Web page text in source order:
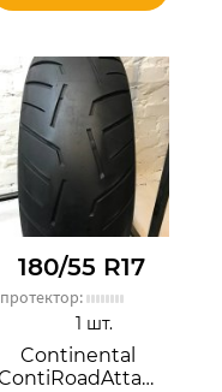
180/55 R17
протектор:
Continental
ContiRoadAttack 3
1 шт.